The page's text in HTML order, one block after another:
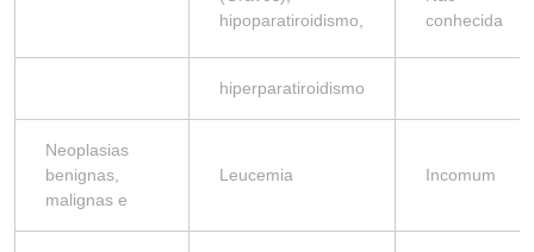
hipoparatiroidismo,
conhecida
hiperparatiroidismo
Neoplasias
benignas,
malignas e
Leucemia Incomum